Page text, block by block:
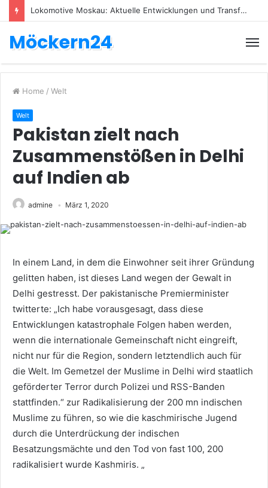
Lokomotive Moskau: Aktuelle Entwicklungen und Transfers
Möckern24
Home / Welt
Welt
Pakistan zielt nach
Zusammenstößen in Delhi
auf Indien ab
admine März 1, 2020
In einem Land, in dem die Einwohner seit ihrer Gründung
gelitten haben, ist dieses Land wegen der Gewalt in
Delhi gestresst. Der pakistanische Premierminister
twitterte: „Ich habe vorausgesagt, dass diese
Entwicklungen katastrophale Folgen haben werden,
wenn die internationale Gemeinschaft nicht eingreift,
nicht nur für die Region, sondern letztendlich auch für
die Welt. Im Gemetzel der Muslime in Delhi wird staatlich
geförderter Terror durch Polizei und RSS-Banden
stattfinden.“ zur Radikalisierung der 200 mn indischen
Muslime zu führen, so wie die kaschmirische Jugend
durch die Unterdrückung der indischen
Besatzungsmächte und den Tod von fast 100, 200
radikalisiert wurde Kashmiris. „